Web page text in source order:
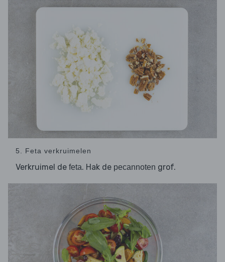
5. Feta verkruimelen
Verkruimel de feta. Hak de pecannoten grof.